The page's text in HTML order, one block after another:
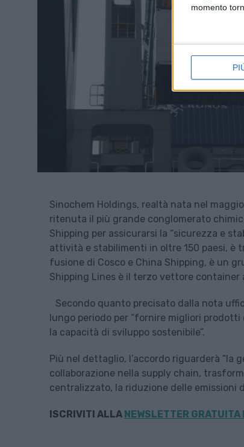
momento
Sinochem Holdings, realtà nata nel
ritenuta il più grande conglomerato
Shipping per assicurarsi la “sicurezza e
attività e stabilimenti in oltre 150 paesi, è
fusione di Cosco e China Shipping, è un
Shipping Lines è il terzo vettore
Secondo quanto precisato dalla nota
lungo periodo per “fornire migliori
la capacità di sviluppo sostenibile”.
Più nel dettaglio, l’accordo riguarderà
collaborazione nella supply chain,
centralizzato, la riduzione delle emissioni
ISCRIVITI ALLA NEWSLETTER